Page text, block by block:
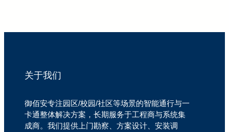
关于我们
御佰安专注园区/校园/社区等场景的智能通行与一
卡通整体解决方案，长期服务于工程商与系统集
成商。我们提供上门勘察、方案设计、安装调